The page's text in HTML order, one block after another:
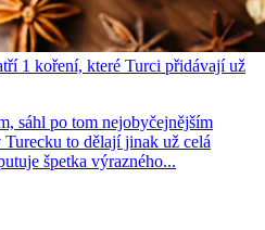
1 koření, které Turci přidávají už
sáhl po tom nejobyčejnějším
to dělají jinak už celá
špetka výrazného...